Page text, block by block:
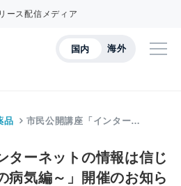
ース配信メディア
国内 海外
品 市民公開講座「インター…
ターネットの情報は信じ
病気編～」開催のお知ら